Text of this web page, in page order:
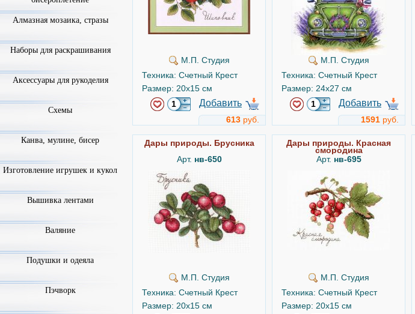
М.П. Студия
Техника: Счетный Крест
Размер: 20x15 см
Добавить
613 руб.
М.П. Студия
Техника: Счетный Крест
Размер: 24x27 см
Добавить
1591 руб.
Дары природы. Брусника
Арт. нв-650
М.П. Студия
Техника: Счетный Крест
Размер: 20x15 см
Дары природы. Красная
смородина
Арт. нв-695
М.П. Студия
Техника: Счетный Крест
Размер: 20x15 см
Алмазная мозаика, стразы
Наборы для раскрашивания
Аксессуары для рукоделия
Схемы
Канва, мулине, бисер
Изготовление игрушек и кукол
Вышивка лентами
Валяние
Подушки и одеяла
Пэчворк